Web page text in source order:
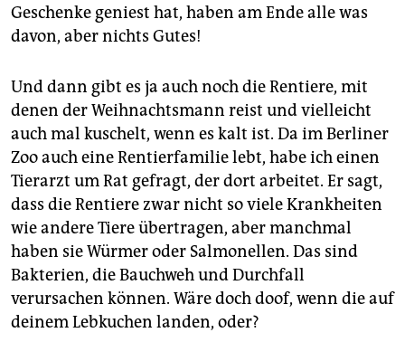
Geschenke geniest hat, haben am Ende alle was
davon, aber nichts Gutes!
Und dann gibt es ja auch noch die Rentiere, mit
denen der Weihnachtsmann reist und vielleicht
auch mal kuschelt, wenn es kalt ist. Da im Berliner
Zoo auch eine Rentierfamilie lebt, habe ich einen
Tierarzt um Rat gefragt, der dort arbeitet. Er sagt,
dass die Rentiere zwar nicht so viele Krankheiten
wie andere Tiere übertragen, aber manchmal
haben sie Würmer oder Salmonellen. Das sind
Bakterien, die Bauchweh und Durchfall
verursachen können. Wäre doch doof, wenn die auf
deinem Lebkuchen landen, oder?